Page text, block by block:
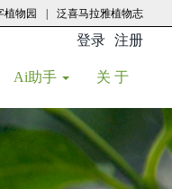
植物园 泛喜马拉雅植物志
登录 注册
Ai助手 关 于